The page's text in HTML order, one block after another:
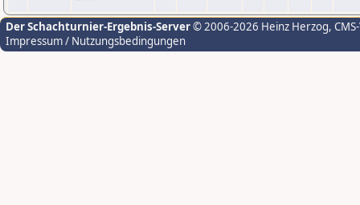
Der Schachturnier-Ergebnis-Server© 2006-2026 Heinz Herzog,
Impressum / Nutzungsbedingungen